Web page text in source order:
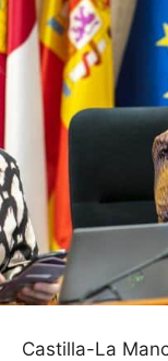
Castilla-La